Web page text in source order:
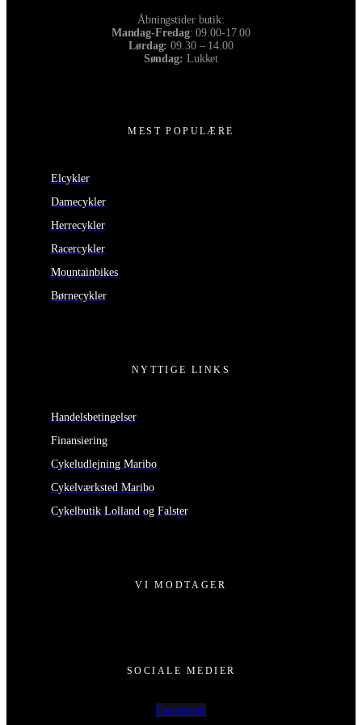
Åbningstider butik:
Mandag-Fredag: 09.00-17.00
Lørdag:09.30 – 14.00
Søndag: Lukket
MEST POPULÆRE
Elcykler
Damecykler
Herrecykler
Racercykler
Mountainbikes
Børnecykler
NYTTIGE LINKS
Handelsbetingelser
Finansiering
Cykeludlejning Maribo
Cykelværksted Maribo
Cykelbutik Lolland og Falster
VI MODTAGER
SOCIALE MEDIER
Facebook